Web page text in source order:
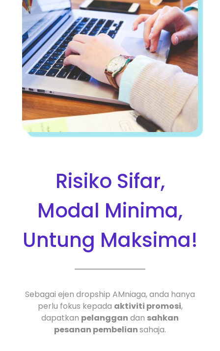
Risiko Sifar,
Modal Minima,
Untung Maksima!
Sebagai ejen dropship AMniaga, anda hanya
perlu fokus kepada aktiviti promosi,
dapatkan pelanggan dan sahkan
pesanan pembeliansahaja.